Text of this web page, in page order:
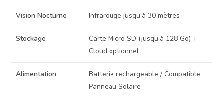
Vision Nocturne Infrarouge jusqu’à 30 mètres
Stockage
Carte Micro SD (jusqu’à 128 Go) +
Cloud optionnel
Alimentation
Batterie rechargeable / Compatible
Panneau Solaire